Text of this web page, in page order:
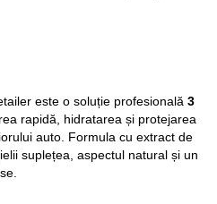
este o soluție profesională 3
rapidă, hidratarea și protejarea
auto. Formula cu extract de
suplețea, aspectul natural și un